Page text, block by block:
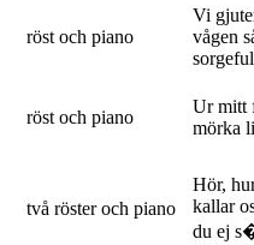
röst och piano
Vi
vågen
röst och piano
Ur mitt
mörka
två röster och piano
Hör,
kallar
du ej